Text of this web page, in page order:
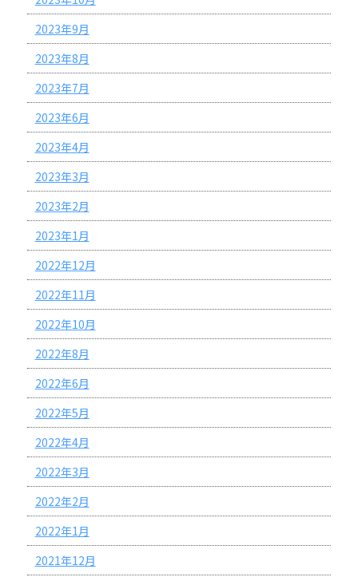
2023年9月
2023年8月
2023年7月
2023年6月
2023年4月
2023年3月
2023年2月
2023年1月
2022年12月
2022年11月
2022年10月
2022年8月
2022年6月
2022年5月
2022年4月
2022年3月
2022年2月
2022年1月
2021年12月